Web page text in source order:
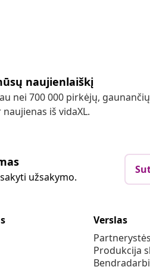
naujienlaiškį
nei 700 000 pirkėjų,
iš vidaXL.
užsakymo.
Verslas
Produkcija